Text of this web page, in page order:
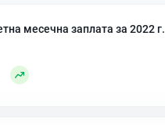
месечна заплата за 2022 г.